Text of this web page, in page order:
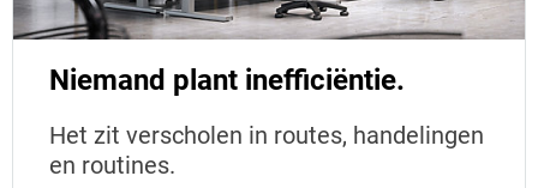
Niemand plant inefficiëntie.
Het zit verscholen in routes, handelingen
en routines.